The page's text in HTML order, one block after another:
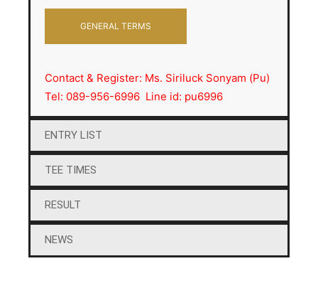
GENERAL TERMS
Contact & Register: Ms. Siriluck Sonyam (Pu)
Tel: 089-956-6996 Line id: pu6996
ENTRY LIST
TEE TIMES
RESULT
NEWS